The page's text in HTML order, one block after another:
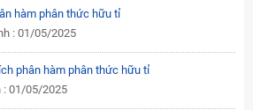
hàm phân thức hữu tỉ
: 01/05/2025
phân hàm phân thức hữu tỉ
: 01/05/2025